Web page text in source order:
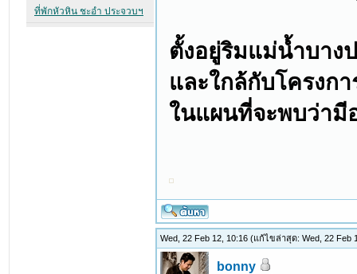
ตั้งอยู่ริมแม่น้ำบาง
และใกล้กับโครงก
ในแผนที่จะพบว่ามี
Wed, 22 Feb 12, 10:16(แก้ไขล่าสุด: Wed, 22 Feb
bonny